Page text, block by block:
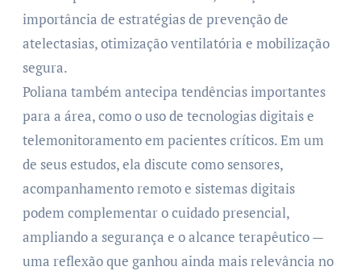
importância de estratégias de prevenção de
atelectasias, otimização ventilatória e mobilização
segura.
Poliana também antecipa tendências importantes
para a área, como o uso de tecnologias digitais e
telemonitoramento em pacientes críticos. Em um
de seus estudos, ela discute como sensores,
acompanhamento remoto e sistemas digitais
podem complementar o cuidado presencial,
ampliando a segurança e o alcance terapêutico —
uma reflexão que ganhou ainda mais relevância no